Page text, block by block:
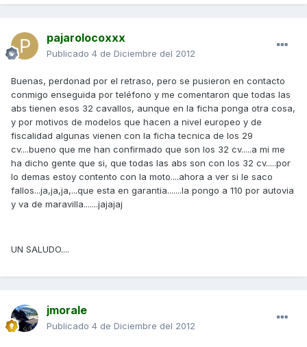
pajarolocoxxx
Publicado 4 de Diciembre del 2012
Buenas, perdonad por el retraso, pero se pusieron en contacto
conmigo enseguida por teléfono y me comentaron que todas las
abs tienen esos 32 cavallos, aunque en la ficha ponga otra cosa,
y por motivos de modelos que hacen a nivel europeo y de
fiscalidad algunas vienen con la ficha tecnica de los 29
cv....bueno que me han confirmado que son los 32 cv.....a mi me
ha dicho gente que si, que todas las abs son con los 32 cv.....por
lo demas estoy contento con la moto....ahora a ver si le saco
fallos...ja,ja,ja,...que esta en garantia.......la pongo a 110 por autovia
y va de maravilla.......jajajaj
UN SALUDO....
jmorale
Publicado 4 de Diciembre del 2012